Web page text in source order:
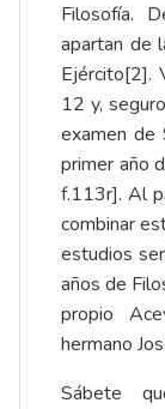
Filosofía.
apartan de
Ejército[2].
12 y,
examen de
primer año
f.113r]. Al
combinar
estudios
años de
propio
hermano
Sábete